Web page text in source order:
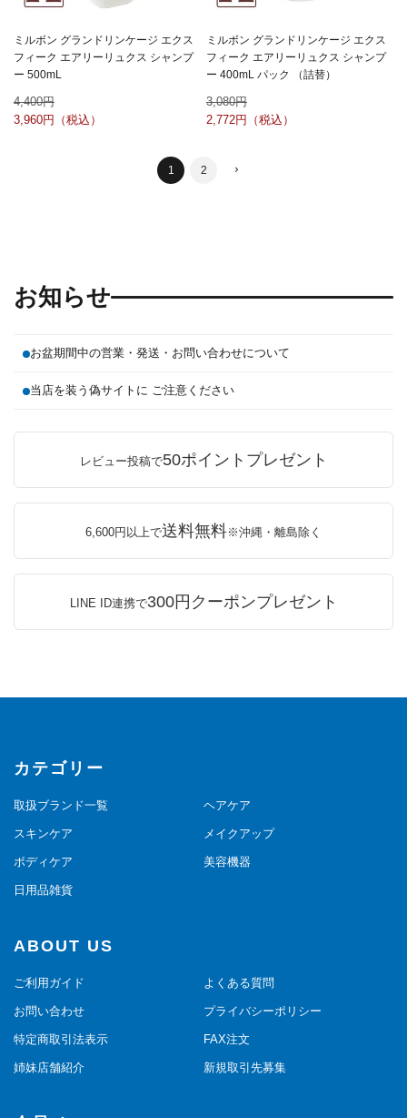
ミルボン グランドリンケージ エクス
フィーク エアリーリュクス シャンプ
ー 500mL
4,400
3,960
ミルボン グランドリンケージ エクス
フィーク エアリーリュクス シャンプ
ー 400mL パック （詰替）
3,080
2,772
1 2
お知らせ
お盆期間中の営業・発送・お問い合わせについて
当店を装う偽サイトに ご注意ください
レビュー投稿で50ポイントプレゼント
6,600円以上で送料無料※沖縄・離島除く
LINE ID連携で300円クーポンプレゼント
カテゴリー
取扱ブランド一覧 ヘアケア
スキンケア メイクアップ
ボディケア 美容機器
日用品雑貨
ABOUT US
ご利用ガイド よくある質問
お問い合わせ プライバシーポリシー
特定商取引法表示 FAX注文
姉妹店舗紹介 新規取引先募集